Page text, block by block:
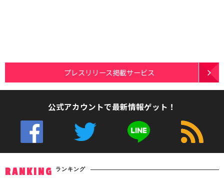
プレスリリース掲載サービス
公式アカウントで最新情報ゲット！
RANKING ランキング